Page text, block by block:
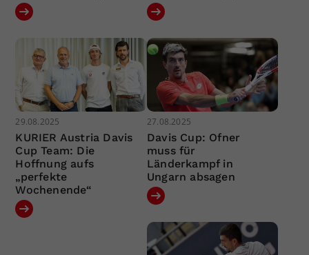
29.08.2025
KURIER Austria Davis
Cup Team: Die
Hoffnung aufs
„perfekte
Wochenende“
27.08.2025
Davis Cup: Ofner
muss für
Länderkampf in
Ungarn absagen